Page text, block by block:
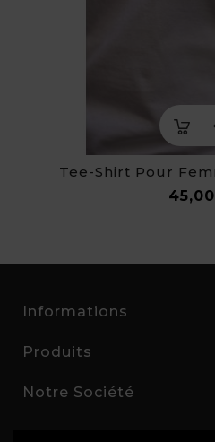
Tee-Shirt Pour
Informations
Produits
Notre Société